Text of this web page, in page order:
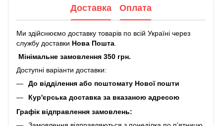
Доставка Оплата
Ми здійснюємо доставку товарів по всій Україні через
службу доставки Нова Пошта
Мінімальне замовлення 350 грн.
Доступні варіанти доставки:
До відділення або поштомату Нової пошти
Кур'єрська доставка за вказаною адресою
Графік відправлення замовлень: